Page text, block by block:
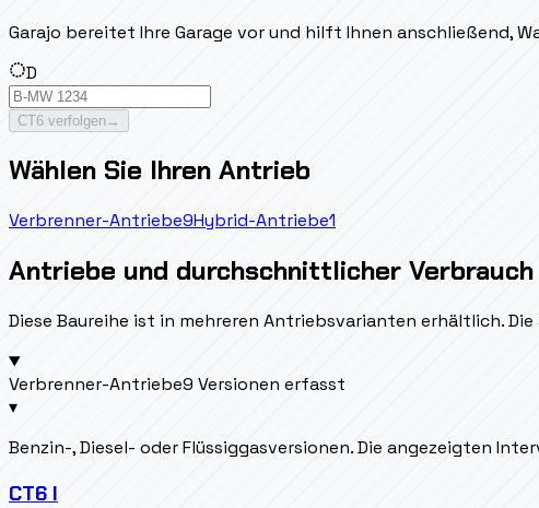
Garajo bereitet Ihre Garage vor und hilft Ihnen anschließend,
D
CT6 verfolgen→
Wählen Sie Ihren Antrieb
Verbrenner-Antriebe9Hybrid-Antriebe1
Antriebe und durchschnittlicher Verbrauch
Diese Baureihe ist in mehreren Antriebsvarianten erhältlich.
Verbrenner-Antriebe9 Versionen erfasst
▾
Benzin-, Diesel- oder Flüssiggasversionen. Die angezeigten
CT6 I